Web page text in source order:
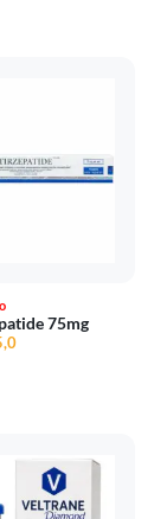
75mg